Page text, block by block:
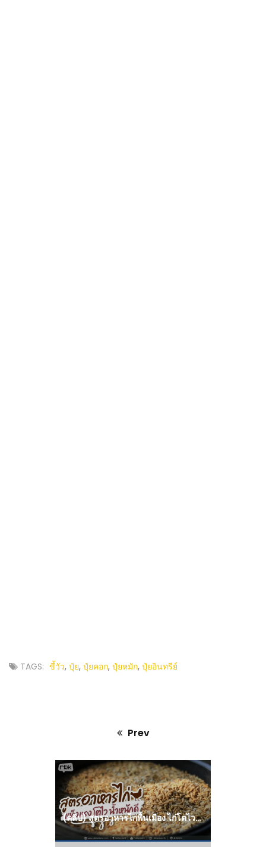
TAGS: ขี้วัว, ปุ๋ย, ปุ๋ยคอก, ปุ๋ยหมัก, ปุ๋ยอินทรีย์
Prev
Previous
(คลิป) สูตรอาหารไก่พื้นเมือง ไก่โตไว แข็งแรง น้ำหนักดี